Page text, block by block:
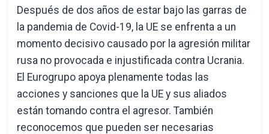
Después de dos años de estar bajo las garras de
la pandemia de Covid-19, la UE se enfrenta a un
momento decisivo causado por la agresión militar
rusa no provocada e injustificada contra Ucrania.
El Eurogrupo apoya plenamente todas las
acciones y sanciones que la UE y sus aliados
están tomando contra el agresor. También
reconocemos que pueden ser necesarias